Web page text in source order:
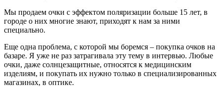
Мы продаем очки с эффектом поляризации больше 15 лет, в
городе о них многие знают, приходят к нам за ними
специально.
Еще одна проблема, с которой мы боремся – покупка очков на
базаре. Я уже не раз затрагивала эту тему в интервью. Любые
очки, даже солнцезащитные, относятся к медицинским
изделиям, и покупать их нужно только в специализированных
магазинах, в оптике.